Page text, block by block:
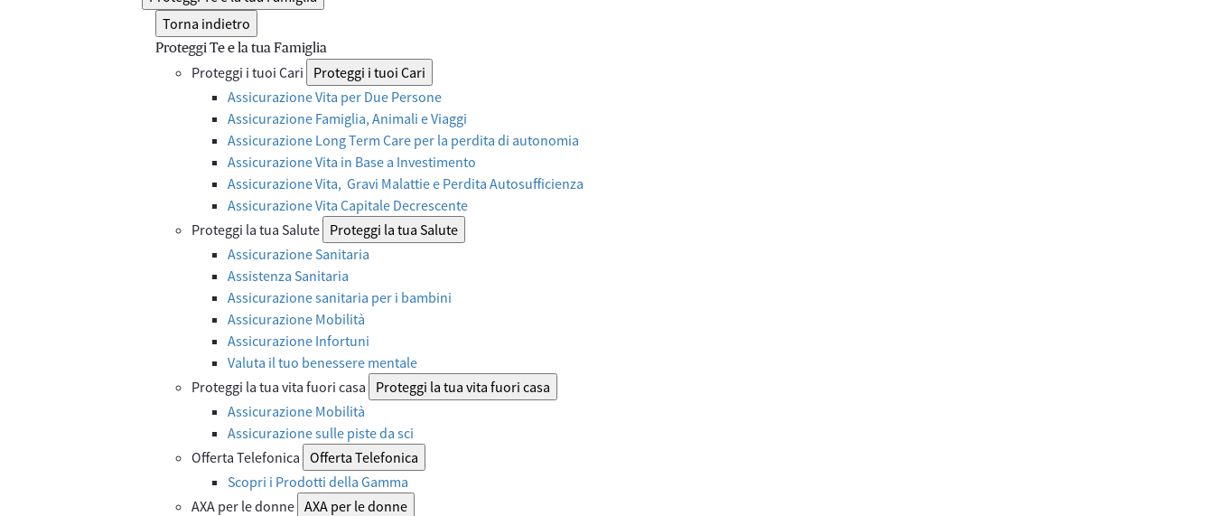
Torna indietro
Proteggi Te e la tua Famiglia
Proteggi i tuoi Cari
Proteggi i tuoi Cari
Assicurazione Vita per Due Persone
Assicurazione Famiglia, Animali e Viaggi
Assicurazione Long Term Care per la perdita di autonomia
Assicurazione Vita in Base a Investimento
Assicurazione Vita, Gravi Malattie e Perdita Autosufficienza
Assicurazione Vita Capitale Decrescente
Proteggi la tua Salute Proteggi la tua Salute
Assicurazione Sanitaria
Assistenza Sanitaria
Assicurazione sanitaria per i bambini
Assicurazione Mobilità
Assicurazione Infortuni
Valuta il tuo benessere mentale
Proteggi la tua vita fuori casa
Proteggi la tua vita fuori casa
Assicurazione Mobilità
Assicurazione sulle piste da sci
Offerta Telefonica Offerta Telefonica
Scopri i Prodotti della Gamma
AXA per le donne AXA per le donne